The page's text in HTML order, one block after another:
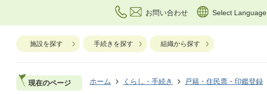
お問い合わせ Select Language
施設を探す 手続きを探す 組織から探す
現在のページ ホーム くらし・手続き 戸籍・住民票・印鑑登録